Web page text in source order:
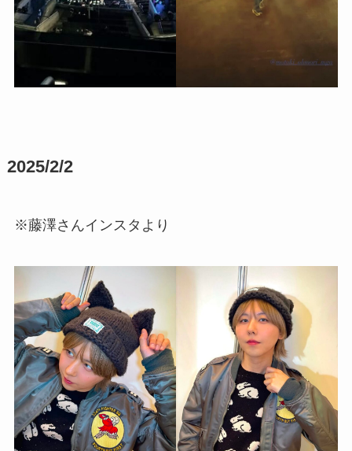
2025/2/2
※藤澤さんインスタより